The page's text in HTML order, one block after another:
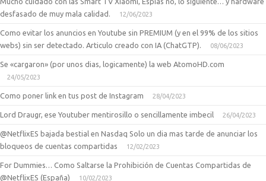
desfasado de muy mala calidad.
12/06/2023
Como evitar los anuncios en Youtube sin PREMIUM (y en el 99% de los sitios
webs) sin ser detectado. Articulo creado con IA (ChatGTP).
08/06/2023
Se «cargaron» (por unos dias, logicamente) la web AtomoHD.com
24/05/2023
Como poner link en tus post de Instagram 28/04/2023
Lord Draugr, ese Youtuber mentirosillo o sencillamente imbecil 26/04/2023
@NetflixES bajada bestial en Nasdaq Solo un dia mas tarde de anunciar los
bloqueos de cuentas compartidas
12/02/2023
For Dummies… Como Saltarse la Prohibición de Cuentas Compartidas de
@NetflixES (España)
10/02/2023